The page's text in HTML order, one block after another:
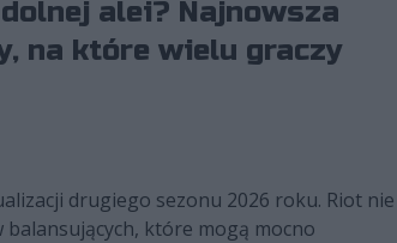
alei? Najnowsza
na które wielu graczy
drugiego sezonu 2026 roku. Riot nie
które mogą mocno